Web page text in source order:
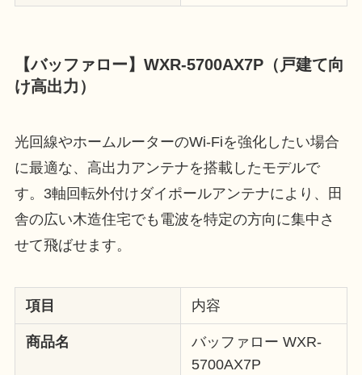
【バッファロー】WXR-5700AX7P（戸建て向
け高出力）
光回線やホームルーターのWi-Fiを強化したい場合
に最適な、高出力アンテナを搭載したモデルで
す。3軸回転外付けダイポールアンテナにより、田
舎の広い木造住宅でも電波を特定の方向に集中さ
せて飛ばせます。
項目 内容
商品名
バッファロー WXR-
5700AX7P